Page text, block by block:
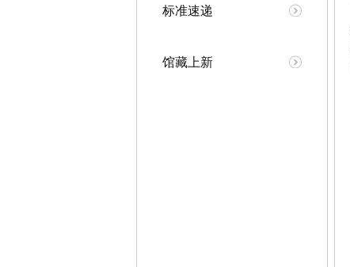
标准速递
馆藏上新